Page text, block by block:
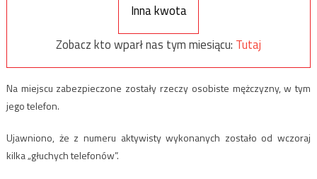
Inna kwota
Zobacz kto wparł nas tym miesiącu: Tutaj
Na miejscu zabezpieczone zostały rzeczy osobiste mężczyzny, w tym
jego telefon.
Ujawniono, że z numeru aktywisty wykonanych zostało od wczoraj
kilka „głuchych telefonów”.